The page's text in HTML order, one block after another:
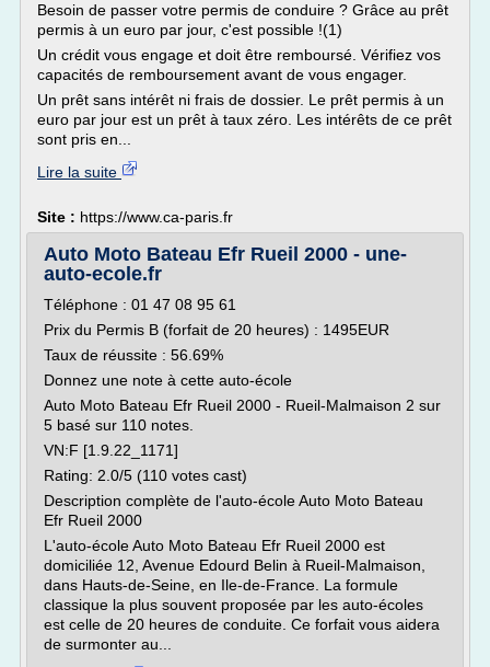
Besoin de passer votre permis de conduire ? Grâce au prêt
permis à un euro par jour, c'est possible !(1)
Un crédit vous engage et doit être remboursé. Vérifiez vos
capacités de remboursement avant de vous engager.
Un prêt sans intérêt ni frais de dossier. Le prêt permis à un
euro par jour est un prêt à taux zéro. Les intérêts de ce prêt
sont pris en...
Lire la suite
Site : https://www.ca-paris.fr
Auto Moto Bateau Efr Rueil 2000 - une-
auto-ecole.fr
Téléphone : 01 47 08 95 61
Prix du Permis B (forfait de 20 heures) : 1495EUR
Taux de réussite : 56.69%
Donnez une note à cette auto-école
Auto Moto Bateau Efr Rueil 2000 - Rueil-Malmaison 2 sur
5 basé sur 110 notes.
VN:F [1.9.22_1171]
Rating: 2.0/5 (110 votes cast)
Description complète de l'auto-école Auto Moto Bateau
Efr Rueil 2000
L'auto-école Auto Moto Bateau Efr Rueil 2000 est
domiciliée 12, Avenue Edourd Belin à Rueil-Malmaison,
dans Hauts-de-Seine, en Ile-de-France. La formule
classique la plus souvent proposée par les auto-écoles
est celle de 20 heures de conduite. Ce forfait vous aidera
de surmonter au...